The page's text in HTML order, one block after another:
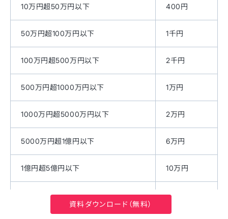
10万円超50万円以下 400円
50万円超100万円以下 1千円
100万円超500万円以下 2千円
500万円超1000万円以下 1万円
1000万円超5000万円以下 2万円
5000万円超1億円以下 6万円
1億円超5億円以下 10万円
5億円超10億円以下 20万円
資料ダウンロード（無料）